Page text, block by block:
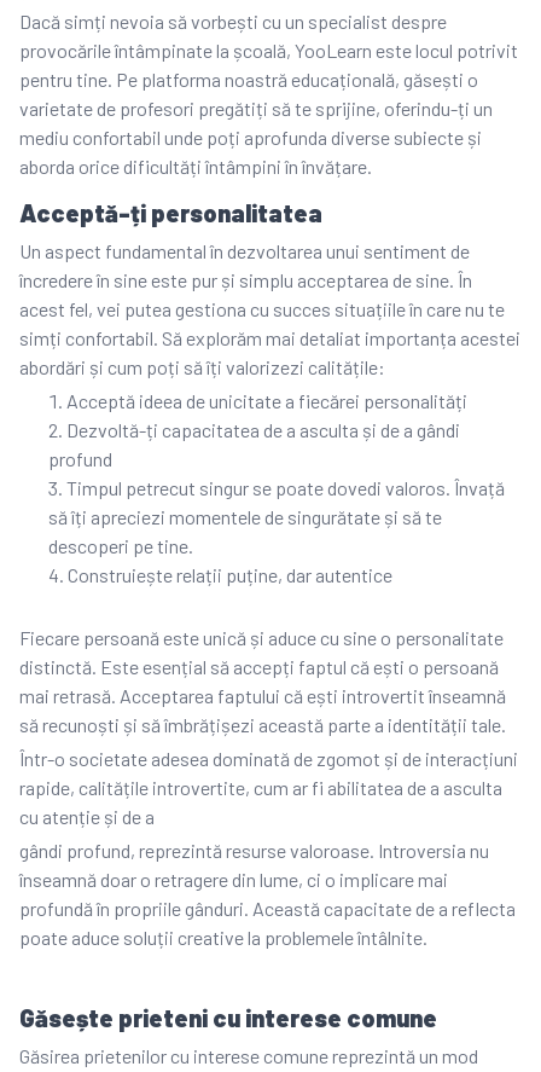
Dacă simți nevoia să vorbești cu un specialist despre
provocările întâmpinate la școală, YooLearn este locul potrivit
pentru tine. Pe platforma noastră educațională, găsești o
varietate de profesori pregătiți să te sprijine, oferindu-ți un
mediu confortabil unde poți aprofunda diverse subiecte și
aborda orice dificultăți întâmpini în învățare.
Acceptă-ți personalitatea
Un aspect fundamental în dezvoltarea unui sentiment de
încredere în sine este pur și simplu acceptarea de sine. În
acest fel, vei putea gestiona cu succes situațiile în care nu te
simți confortabil. Să explorăm mai detaliat importanța acestei
abordări și cum poți să îți valorizezi calitățile:
Acceptă ideea de unicitate a fiecărei personalități
Dezvoltă-ți capacitatea de a asculta și de a gândi
profund
Timpul petrecut singur se poate dovedi valoros. Învață
să îți apreciezi momentele de singurătate și să te
descoperi pe tine.
Construiește relații puține, dar autentice
Fiecare persoană este unică și aduce cu sine o personalitate
distinctă. Este esențial să accepți faptul că ești o persoană
mai retrasă. Acceptarea faptului că ești introvertit înseamnă
să recunoști și să îmbrățișezi această parte a identității tale.
Într-o societate adesea dominată de zgomot și de interacțiuni
rapide, calitățile introvertite, cum ar fi abilitatea de a asculta
cu atenție și de a
gândi profund, reprezintă resurse valoroase. Introversia nu
înseamnă doar o retragere din lume, ci o implicare mai
profundă în propriile gânduri. Această capacitate de a reflecta
poate aduce soluții creative la problemele întâlnite.
Găsește prieteni cu interese comune
Găsirea prietenilor cu interese comune reprezintă un mod